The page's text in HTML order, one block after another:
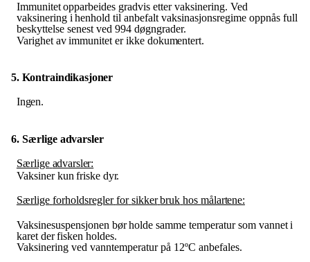
Immunitet opparbeides gradvis etter vaksinering. Ved
vaksinering i henhold til anbefalt vaksinasjonsregime oppnås full
beskyttelse senest ved 994 døgngrader.
Varighet av immunitet er ikkedokumentert.
5. Kontraindikasjoner
Ingen.
6. Særlige advarsler
Særlige advarsler:
Vaksiner kun friske dyr.
Særlige forholdsregler for sikker bruk hosmålartene:
Vaksinesuspensjonen bør holde samme temperatur som vannet i
karet der fisken holdes.
Vaksinering ved vanntemperatur på 12ºC anbefales.